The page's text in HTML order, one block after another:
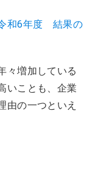
和6年度 結果の
々増加している
いことも、企業
由の一つといえ